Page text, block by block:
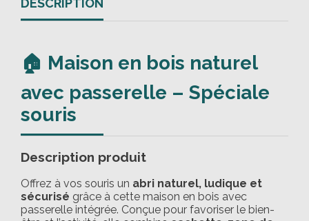
DESCRIPTION
🏠 Maison en bois naturel
avec passerelle – Spéciale
souris
Description produit
Offrez à vos souris un abri naturel, ludique et
sécurisé grâce à cette maison en bois avec
passerelle intégrée. Conçue pour favoriser le bien-